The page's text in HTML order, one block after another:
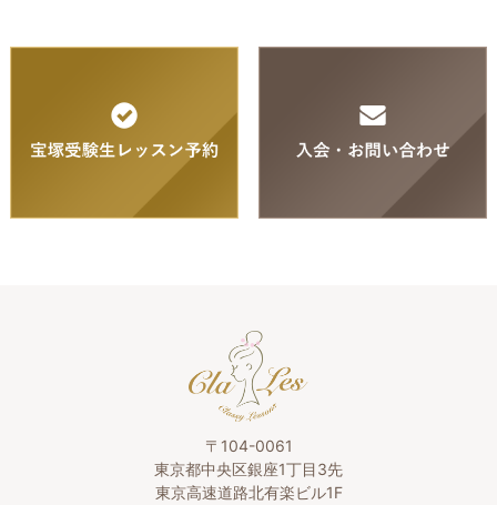
〒104-0061
東京都中央区銀座1丁目3先
東京高速道路北有楽ビル1F